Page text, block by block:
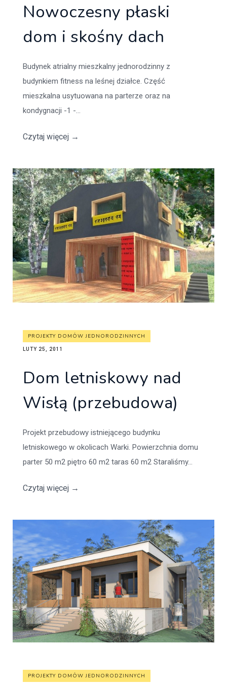
Nowoczesny płaski
dom i skośny dach
Budynek atrialny mieszkalny jednorodzinny z
budynkiem fitness na leśnej działce. Część
mieszkalna usytuowana na parterze oraz na
kondygnacji -1 -...
Czytaj więcej →
PROJEKTY DOMÓW JEDNORODZINNYCH
LUTY 25, 2011
Dom letniskowy nad
Wisłą (przebudowa)
Projekt przebudowy istniejącego budynku
letniskowego w okolicach Warki. Powierzchnia domu
parter 50 m2 piętro 60 m2 taras 60 m2 Staraliśmy...
Czytaj więcej →
PROJEKTY DOMÓW JEDNORODZINNYCH